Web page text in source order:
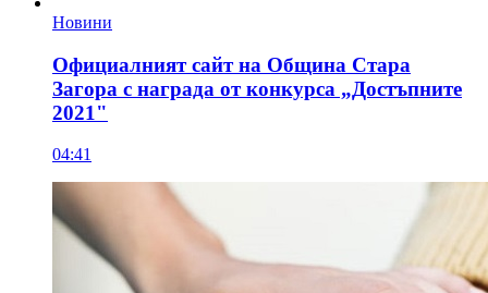
Новини
Официалният сайт на Община Стара
Загора с награда от конкурса „Достъпните
2021"
04:41